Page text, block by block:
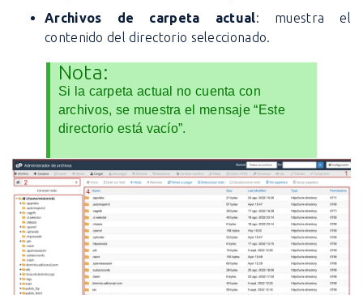
Archivos de carpeta actual: muestra el
contenido del directorio seleccionado.
Nota:
Si la carpeta actual no cuenta con
archivos, se muestra el mensaje “Este
directorio está vacío”.